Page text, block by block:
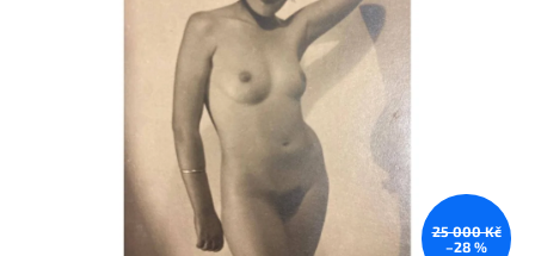
25 000 Kč
–28 %